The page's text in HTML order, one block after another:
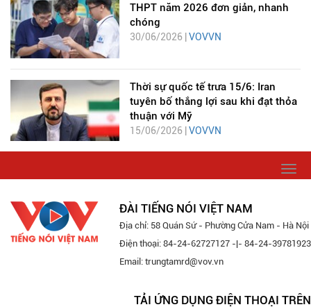
THPT năm 2026 đơn giản, nhanh
chóng
30/06/2026 | VOVVN
Thời sự quốc tế trưa 15/6: Iran
tuyên bố thắng lợi sau khi đạt thỏa
thuận với Mỹ
15/06/2026 | VOVVN
ĐÀI TIẾNG NÓI VIỆT NAM
Địa chỉ: 58 Quán Sứ - Phường Cửa Nam - Hà Nội
Điện thoại: 84-24-62727127 -|- 84-24-39781923
Email: trungtamrd@vov.vn
TẢI ỨNG DỤNG ĐIỆN THOẠI TRÊN